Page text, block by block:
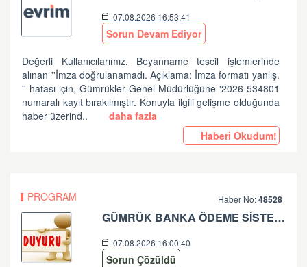
07.08.2026 16:53:41
Sorun Devam Ediyor
Değerli Kullanıcılarımız, Beyanname tescil işlemlerinde
alınan ''İmza doğrulanamadı. Açıklama: İmza formatı yanlış.
'' hatası için, Gümrükler Genel Müdürlüğüne '2026-534801
numaralı kayıt bırakılmıştır. Konuyla ilgili gelişme olduğunda
haber üzerind..
daha fazla
Haberi Okudum!
PROGRAM Haber No:48528
GÜMRÜK BANKA ÖDEME SİSTEMLERİ ZİRAAT BANKASI PLANLI ÇALIŞMA HK
07.08.2026 16:00:40
Sorun Çözüldü